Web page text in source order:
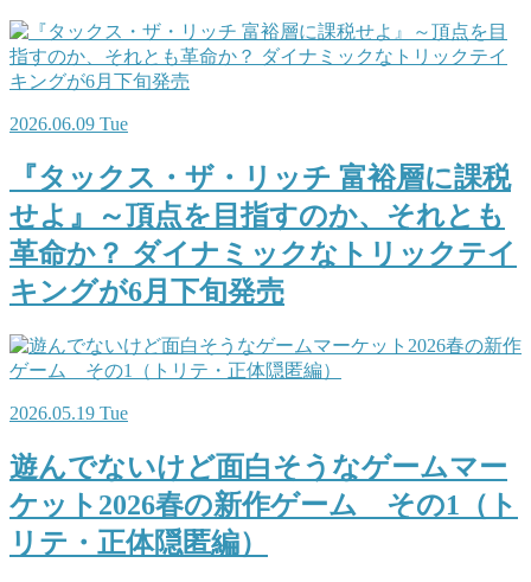
2026.06.09 Tue
『タックス・ザ・リッチ 富裕層に課税
せよ』～頂点を目指すのか、それとも
革命か？ ダイナミックなトリックテイ
キングが6月下旬発売
2026.05.19 Tue
遊んでないけど面白そうなゲームマー
ケット2026春の新作ゲーム その1（ト
リテ・正体隠匿編）